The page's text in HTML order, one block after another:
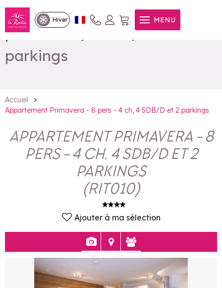
Hiver MENU
Appartement Primavera - 8
pers - 4 ch, 4 SDB/D et 2
parkings
Accueil
>
Appartement Primavera - 8 pers - 4 ch, 4 SDB/D et 2 parkings
APPARTEMENT PRIMAVERA - 8
PERS - 4 CH, 4 SDB/D ET 2
PARKINGS
(RIT010)
Ajouter à ma sélection